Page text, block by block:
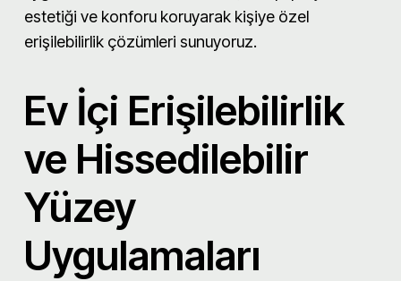
estetiği ve konforu koruyarak kişiye özel
erişilebilirlik çözümleri sunuyoruz.
Ev İçi Erişilebilirlik
ve Hissedilebilir
Yüzey
Uygulamaları